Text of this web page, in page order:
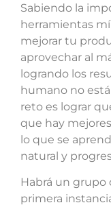
Sabiendo la
herramientas
mejorar tu
aprovechar al
logrando los
humano no
reto es lograr
que hay
lo que se
natural y
Habrá un grupo
primera